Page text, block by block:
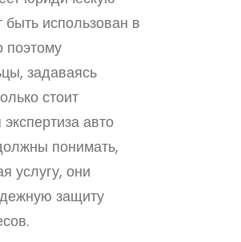
использован в
поэтому
задаваясь
стоит
авто
понимать,
услугу, они
защиту